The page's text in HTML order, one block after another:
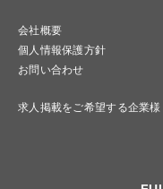
会社概要
個人情報保護方針
お問い合わせ
求人掲載をご希望する企業様